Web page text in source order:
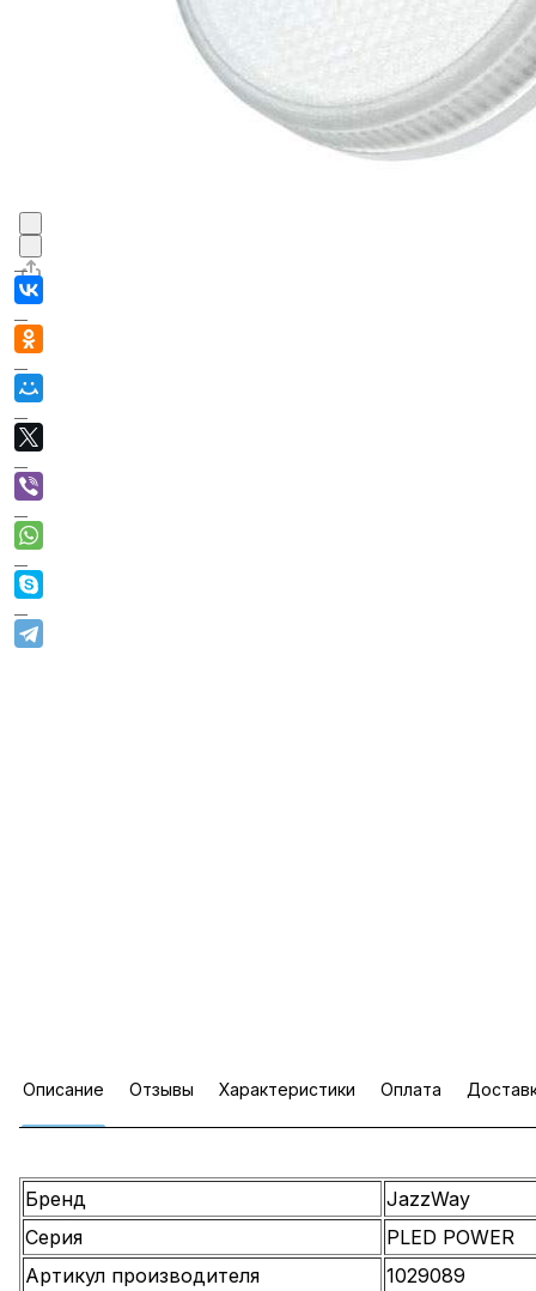
Описание Отзывы Характеристики Оплата
Бренд
JazzWay
Серия
PLED POWER
Артикул производителя
1029089